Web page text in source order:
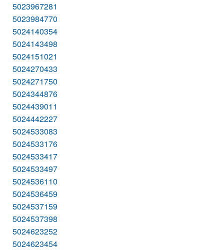
5023967281
5023984770
5024140354
5024143498
5024151021
5024270433
5024271750
5024344876
5024439011
5024442227
5024533083
5024533176
5024533417
5024533497
5024536110
5024536459
5024537159
5024537398
5024623252
5024623454